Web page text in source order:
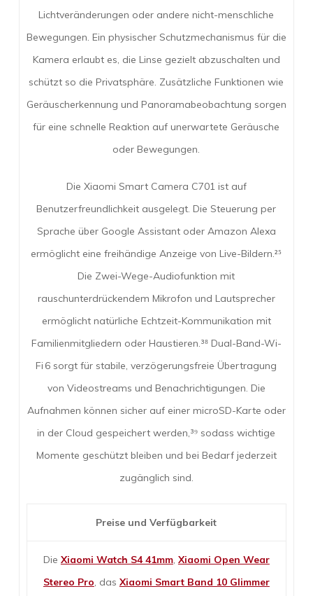
Lichtveränderungen oder andere nicht-menschliche
Bewegungen. Ein physischer Schutzmechanismus für die
Kamera erlaubt es, die Linse gezielt abzuschalten und
schützt so die Privatsphäre. Zusätzliche Funktionen wie
Geräuscherkennung und Panoramabeobachtung sorgen
für eine schnelle Reaktion auf unerwartete Geräusche
oder Bewegungen.
Die Xiaomi Smart Camera C701 ist auf
Benutzerfreundlichkeit ausgelegt. Die Steuerung per
Sprache über Google Assistant oder Amazon Alexa
ermöglicht eine freihändige Anzeige von Live-Bildern.²⁵
Die Zwei-Wege-Audiofunktion mit
rauschunterdrückendem Mikrofon und Lautsprecher
ermöglicht natürliche Echtzeit-Kommunikation mit
Familienmitgliedern oder Haustieren.³⁸ Dual-Band-Wi-
Fi 6 sorgt für stabile, verzögerungsfreie Übertragung
von Videostreams und Benachrichtigungen. Die
Aufnahmen können sicher auf einer microSD-Karte oder
in der Cloud gespeichert werden,³⁹ sodass wichtige
Momente geschützt bleiben und bei Bedarf jederzeit
zugänglich sind.
Preise und Verfügbarkeit
Die Xiaomi Watch S4 41mm, Xiaomi Open Wear
Stereo Pro, das Xiaomi Smart Band 10 Glimmer